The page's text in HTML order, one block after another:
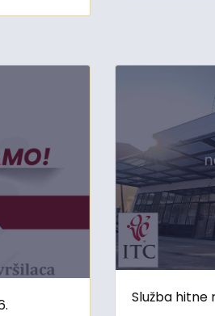
Služba hitne